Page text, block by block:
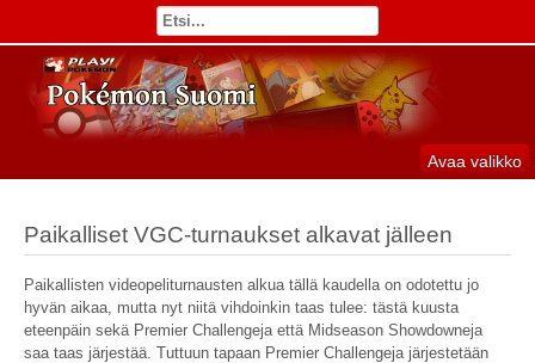
Avaa valikko
Paikalliset VGC-turnaukset alkavat jälleen
Paikallisten videopeliturnausten alkua tällä kaudella on odotettu jo
hyvän aikaa, mutta nyt niitä vihdoinkin taas tulee: tästä kuusta
eteenpäin sekä Premier Challengeja että Midseason Showdowneja
saa taas järjestää. Tuttuun tapaan Premier Challengeja järjestetään